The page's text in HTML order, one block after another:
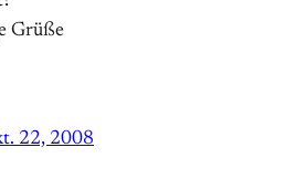
Grüße
22, 2008